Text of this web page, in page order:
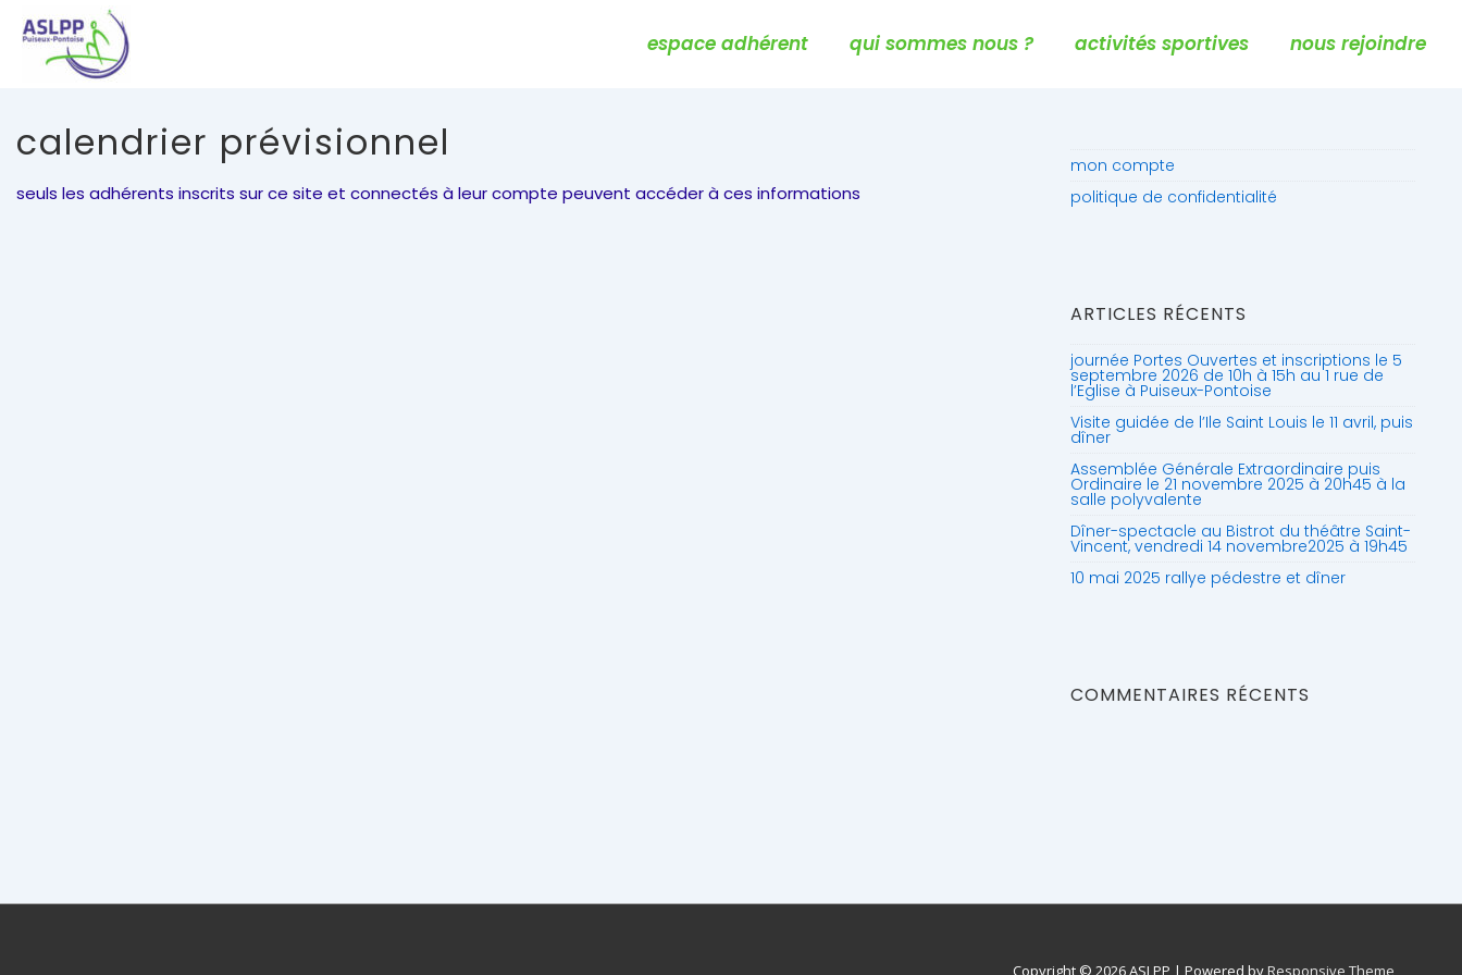
passer
Main
Navigation
espace adhérent qui sommes nous ? activités sportives nous rejoindre
calendrier prévisionnel
seuls les adhérents inscrits sur ce site et connectés à leur compte peuvent accéder à ces informations
mon compte
politique de confidentialité
ARTICLES RÉCENTS
journée Portes Ouvertes et inscriptions le 5
septembre 2026 de 10h à 15h au 1 rue de
l’Eglise à Puiseux-Pontoise
Visite guidée de l’Ile Saint Louis le 11 avril, puis
dîner
Assemblée Générale Extraordinaire puis
Ordinaire le 21 novembre 2025 à 20h45 à la
salle polyvalente
Dîner-spectacle au Bistrot du théâtre Saint-
Vincent, vendredi 14 novembre2025 à 19h45
10 mai 2025 rallye pédestre et dîner
COMMENTAIRES RÉCENTS
Copyright © 2026ASLPP | Powered byResponsive Theme